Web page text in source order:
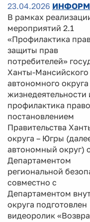
23.04.2026
В рамках
мероприятий 2.1
«Профилактика
защиты прав
потребителей»
Ханты-Мансийского
автономного
жизнедеятельности
профилактика
постановлением
Правительства
округа – Югры
автономный округ)
Департаментом
региональной
совместно с
Департаментом
округа подготовлен
видеоролик